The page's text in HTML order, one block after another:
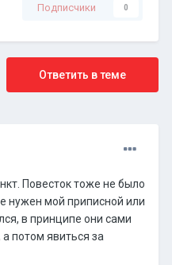
Подписчики 0
Ответить в теме
Повесток тоже не было
нужен мой приписной или
в принципе они сами
потом явиться за